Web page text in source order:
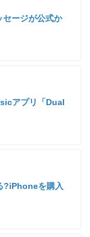
セージが公式か
アプリ「‎Dual
?iPhoneを購入